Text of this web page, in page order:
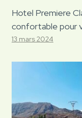
Hotel Premiere
confortable pour
13 mars 2024